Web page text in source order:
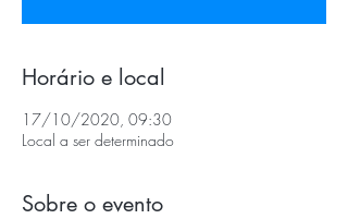
Horário e local
17/10/2020, 09:30
Local a ser determinado
Sobre o evento